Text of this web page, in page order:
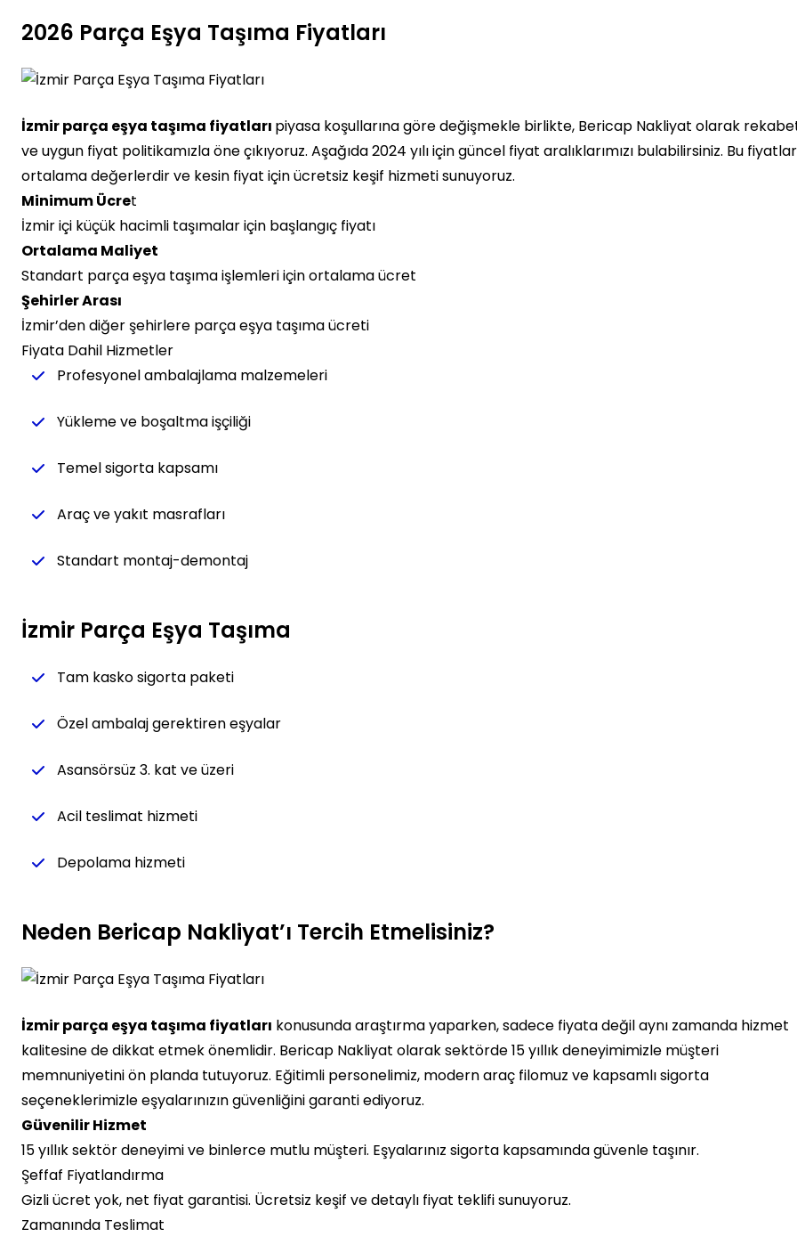
2026 Parça Eşya Taşıma Fiyatları
İzmir parça eşya taşıma fiyatları piyasa koşullarına göre değişmekle birlikte, Bericap Nakliyat olarak
ve uygun fiyat politikamızla öne çıkıyoruz. Aşağıda 2024 yılı için güncel fiyat aralıklarımızı bulabilirsiniz. Bu fiyatlar
ortalama değerlerdir ve kesin fiyat için ücretsiz keşif hizmeti sunuyoruz.
Minimum Ücret
İzmir içi küçük hacimli taşımalar için başlangıç fiyatı
Ortalama Maliyet
Standart parça eşya taşıma işlemleri için ortalama ücret
Şehirler Arası
İzmir’den diğer şehirlere parça eşya taşıma ücreti
Fiyata Dahil Hizmetler
Profesyonel ambalajlama malzemeleri
Yükleme ve boşaltma işçiliği
Temel sigorta kapsamı
Araç ve yakıt masrafları
Standart montaj-demontaj
İzmir Parça Eşya Taşıma
Tam kasko sigorta paketi
Özel ambalaj gerektiren eşyalar
Asansörsüz 3. kat ve üzeri
Acil teslimat hizmeti
Depolama hizmeti
Neden Bericap Nakliyat’ı Tercih Etmelisiniz?
İzmir parça eşya taşıma fiyatları konusunda araştırma yaparken, sadece fiyata değil aynı zamanda hizmet
kalitesine de dikkat etmek önemlidir. Bericap Nakliyat olarak sektörde 15 yıllık deneyimimizle müşteri
memnuniyetini ön planda tutuyoruz. Eğitimli personelimiz, modern araç filomuz ve kapsamlı sigorta
seçeneklerimizle eşyalarınızın güvenliğini garanti ediyoruz.
Güvenilir Hizmet
15 yıllık sektör deneyimi ve binlerce mutlu müşteri. Eşyalarınız sigorta kapsamında güvenle taşınır.
Şeffaf Fiyatlandırma
Gizli ücret yok, net fiyat garantisi. Ücretsiz keşif ve detaylı fiyat teklifi sunuyoruz.
Zamanında Teslimat